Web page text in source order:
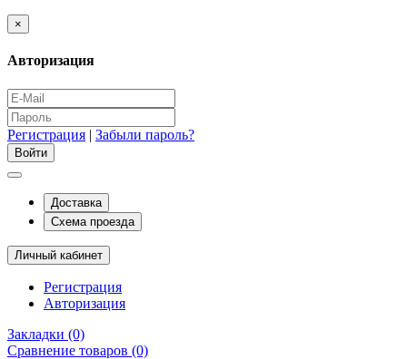
×
Авторизация
Регистрация | Забыли пароль?
Доставка
Схема проезда
Личный кабинет
Регистрация
Авторизация
Закладки (0)
Сравнение товаров (0)